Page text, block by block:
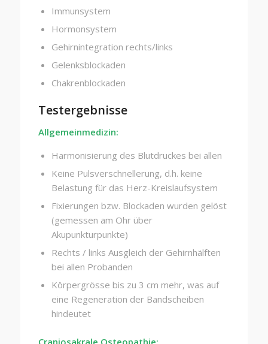
Immunsystem
Hormonsystem
Gehirnintegration rechts/links
Gelenksblockaden
Chakrenblockaden
Testergebnisse
Allgemeinmedizin:
Harmonisierung des Blutdruckes bei allen
Keine Pulsverschnellerung, d.h. keine
Belastung für das Herz-Kreislaufsystem
Fixierungen bzw. Blockaden wurden gelöst
(gemessen am Ohr über
Akupunkturpunkte)
Rechts / links Ausgleich der Gehirnhälften
bei allen Probanden
Körpergrösse bis zu 3 cm mehr, was auf
eine Regeneration der Bandscheiben
hindeutet